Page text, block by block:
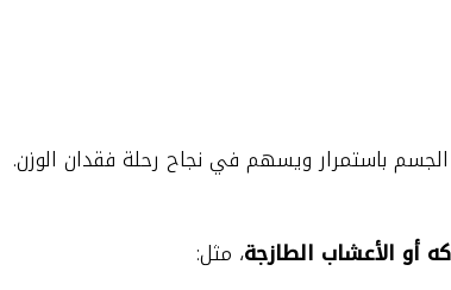
باستمرار ويسهم في نجاح رحلة فقدان الوزن.
أو الأعشاب الطازجة، مثل: